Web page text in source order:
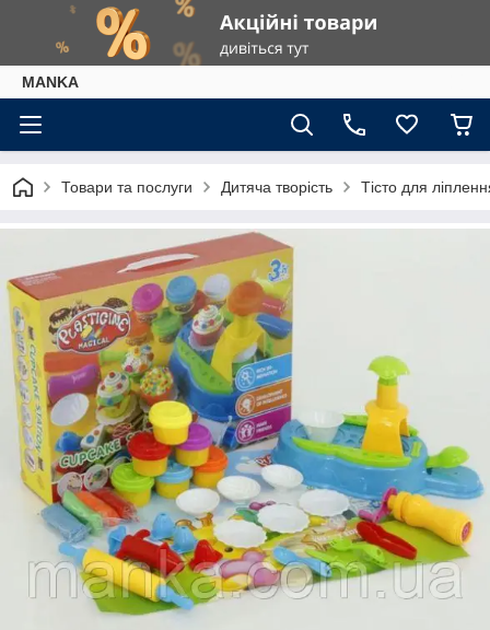
МАNKА
Товари та послуги Дитяча творість Тісто для